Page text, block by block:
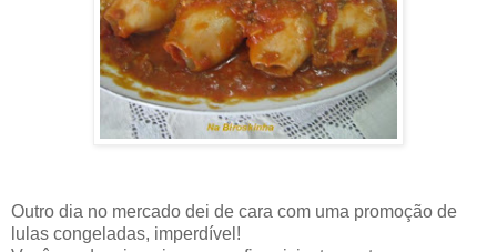
Outro dia no mercado dei de cara com uma promoção de
lulas congeladas, imperdível!